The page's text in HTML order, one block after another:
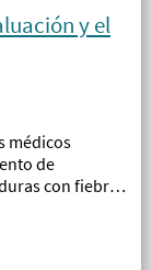
y el
médicos
de
con fiebre y